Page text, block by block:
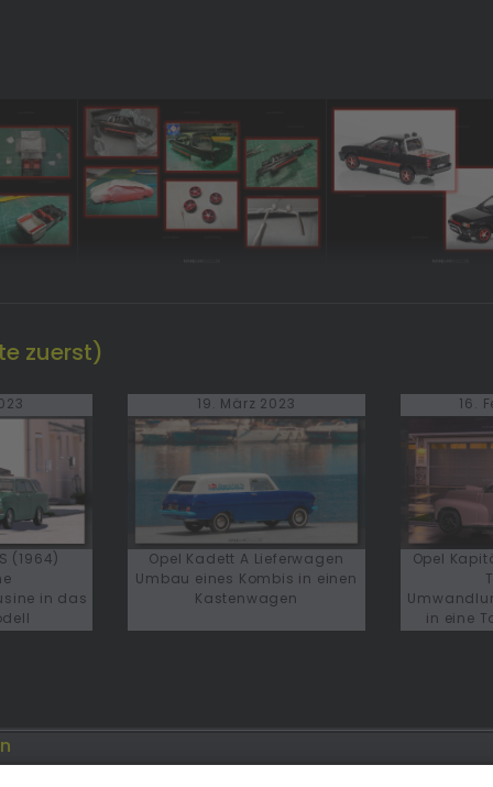
zuerst)
(1964)
in das
19. März 2023
Opel Kadett A Lieferwagen
Umbau eines Kombis in einen
Kastenwagen
16.
Opel
in eine